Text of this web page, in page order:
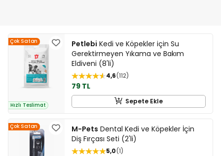
Çok Satan
Hızlı Teslimat
Petlebi Kedi ve Köpekler için Su
Gerektirmeyen Yıkama ve Bakım
Eldiveni (8'li)
4,6 112
79 TL
Sepete Ekle
Çok Satan M-Pets Dental Kedi ve Köpekler İçin
Diş Fırçası Seti (2'li)
5,0 1